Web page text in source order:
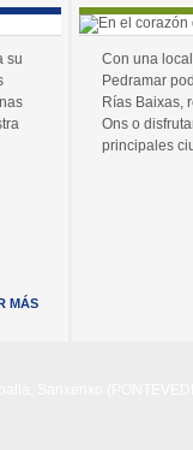
su
MÁS
Con una
Pedramar
Rías Baixas,
Ons o
principales